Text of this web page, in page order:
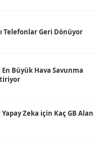
Telefonlar Geri Dönüyor
En Büyük Hava Savunma
Zeka için Kaç GB Alan